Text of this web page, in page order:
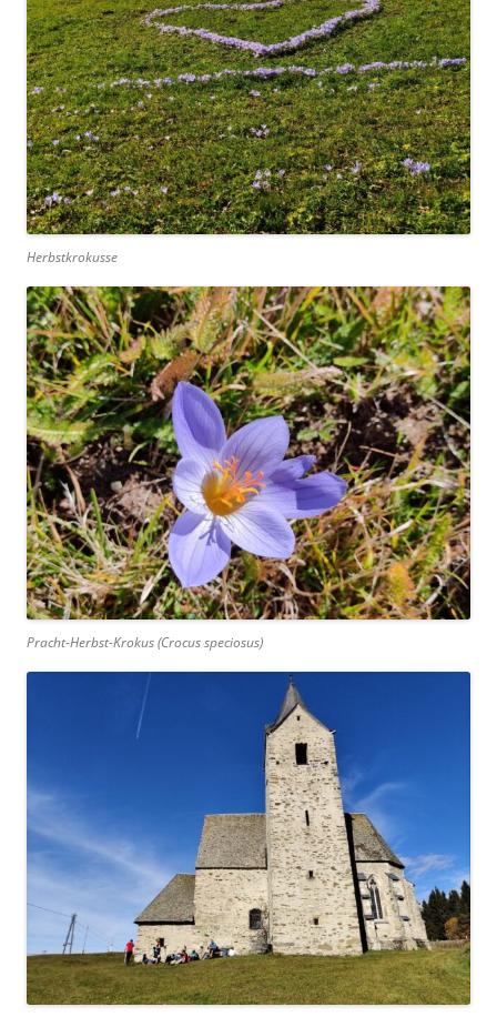
Herbstkrokusse
Pracht-Herbst-Krokus (Crocus speciosus)